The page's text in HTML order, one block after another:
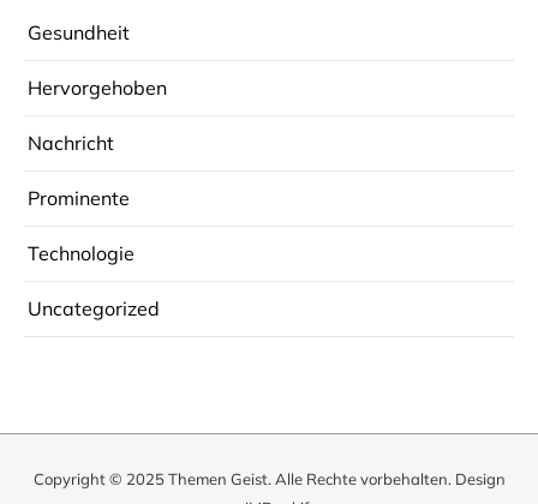
Gesundheit
Hervorgehoben
Nachricht
Prominente
Technologie
Uncategorized
Copyright © 2025Themen Geist. Alle Rechte vorbehalten. Design